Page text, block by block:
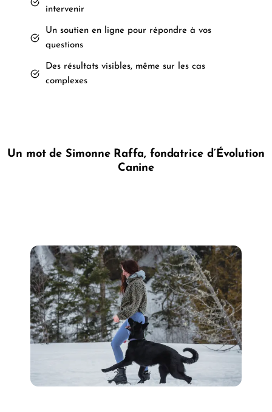
intervenir
Un soutien en ligne pour répondre à vos
questions
Des résultats visibles, même sur les cas
complexes
Un mot de Simonne Raffa, fondatrice d’Évolution
Canine